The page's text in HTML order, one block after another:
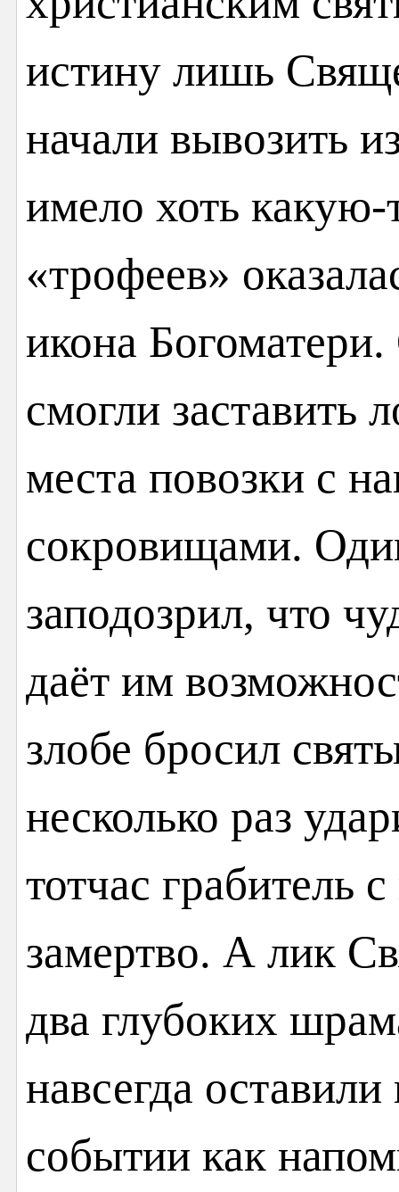
истину лишь
начали вывозить
имело хоть
«трофеев»
икона
смогли заставить
места повозки с
сокровищами.
заподозрил, что
даёт им
злобе бросил
несколько раз
тотчас грабитель
замертво. А лик
два глубоких
навсегда
событии как